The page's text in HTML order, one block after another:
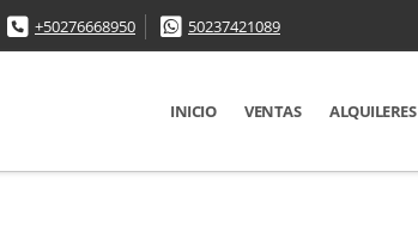
+50276668950 50237421089
INICIO VENTAS ALQUILERES